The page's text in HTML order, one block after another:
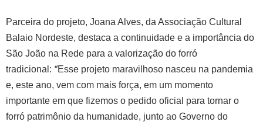
Parceira do projeto, Joana Alves, da Associação Cultural
Balaio Nordeste, destaca a continuidade e a importância do
São João na Rede para a valorização do forró
tradicional: “Esse projeto maravilhoso nasceu na pandemia
e, este ano, vem com mais força, em um momento
importante em que fizemos o pedido oficial para tornar o
forró patrimônio da humanidade, junto ao Governo do